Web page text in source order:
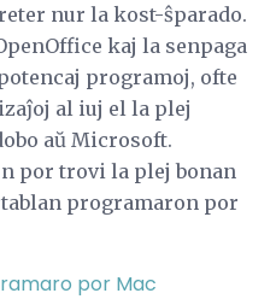
nur la kost-ŝparado.
kaj la senpaga
programoj, ofte
al iuj el la plej
aŭ Microsoft.
por trovi la plej bonan
programaron por
por Mac